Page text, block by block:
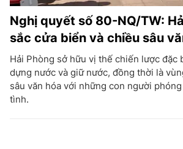
Nghị quyết số 80-NQ/TW:
sắc cửa biển và chiều sâu
Hải Phòng sở hữu vị thế chiến lược đặc
dựng nước và giữ nước, đồng thời là
sâu văn hóa với những con người
tình.